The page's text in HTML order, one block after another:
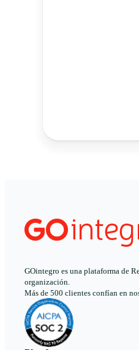
GOintegro es una plataforma de
organización.
Más de 500 clientes confían en